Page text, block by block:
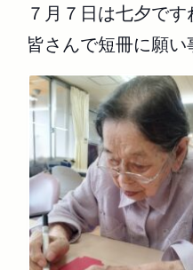
７月７日は七夕で
皆さんで短冊に願い